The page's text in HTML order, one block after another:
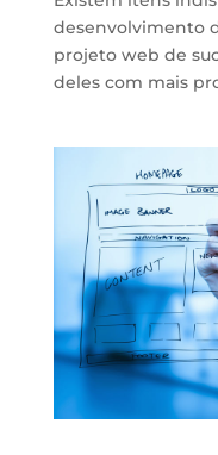
desenvolvimento
projeto web de
deles com mais